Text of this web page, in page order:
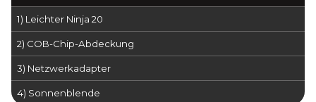
1) Leichter Ninja 20
2) COB-Chip-Abdeckung
3) Netzwerkadapter
4) Sonnenblende